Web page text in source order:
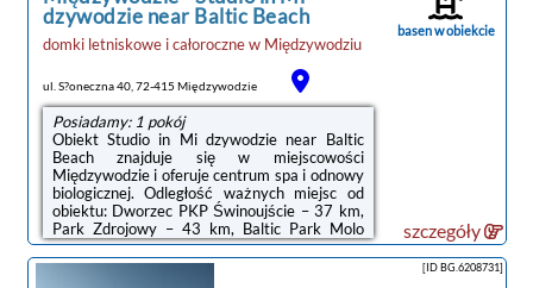
dzywodzie near Baltic Beach
domki letniskowe i całorocznew Międzywodziu
ul. S?oneczna 40, 72-415 Międzywodzie
Posiadamy: 1 pokój
Obiekt Studio in Mi dzywodzie near Baltic
Beach znajduje się w miejscowości
Międzywodzie i oferuje centrum spa i odnowy
biologicznej. Odległość ważnych miejsc od
obiektu: Dworzec PKP Świnoujście – 37 km,
Park Zdrojowy – 43 km, Baltic Park Molo
Aquapark – 43 km. Obiekt zapewnia
bezpłatne Wi-Fi we wszystkich
basen w obiekcie
szczegóły
[ID BG.6208731]